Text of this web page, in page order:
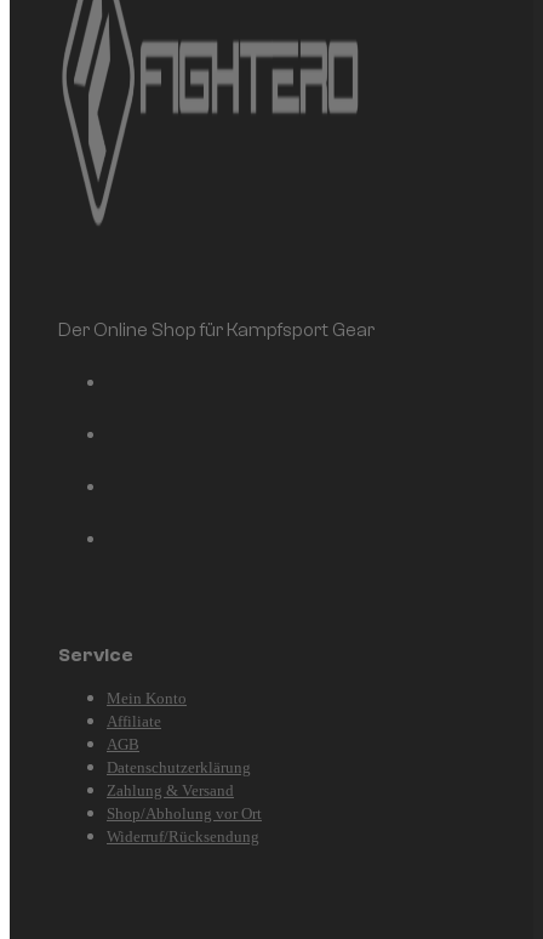
Der Online Shop für Kampfsport Gear
Service
Mein Konto
Affiliate
AGB
Datenschutzerklärung
Zahlung & Versand
Shop/Abholung vor Ort
Widerruf/Rücksendung